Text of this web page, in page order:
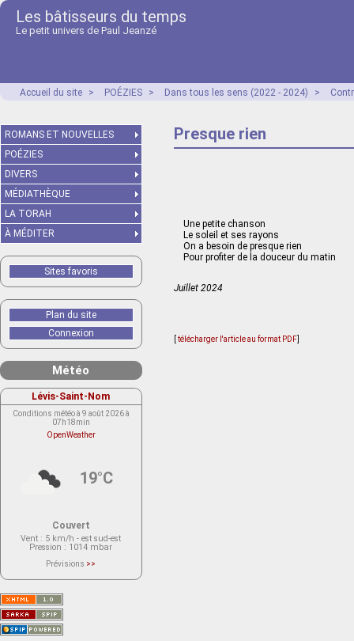
Les bâtisseurs du temps
Le petit univers de Paul Jeanzé
Accueil du site > POÉZIES > Dans tous les sens (2022 - 2024) >
Presque rien
Une petite chanson
Le soleil et ses rayons
On a besoin de presque rien
Pour profiter de la douceur du matin
Juillet 2024
télécharger l'article au format PDF
ROMANS ET NOUVELLES
POÉZIES
DIVERS
MÉDIATHÈQUE
LA TORAH
À MÉDITER
Sites favoris
Plan du site
Connexion
Météo
Lévis-Saint-Nom
Conditions météo à 9 août 2026 à
07h18min
OpenWeather
19°C
Couvert
Vent : 5 km/h - est sud-est
Pression : 1014 mbar
Prévisions >>
actuellement aucune prévision
Saint-Nom.
Veuillez consulter le message du
service ci-dessous.
(401 - Invalid API key. Please see
https://openweathermap.org/faq#error401